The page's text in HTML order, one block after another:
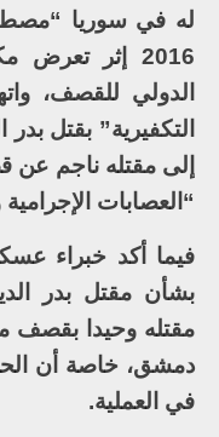
2016 إثر
الدولي للقصف،
التكفيرية” بقتل
إلى مقتله ناجم
“العصابات
فيما أكد خبراء
بشأن مقتل بدر
مقتله وحيدا بقصف
دمشق، خاصة أن
في العملية.